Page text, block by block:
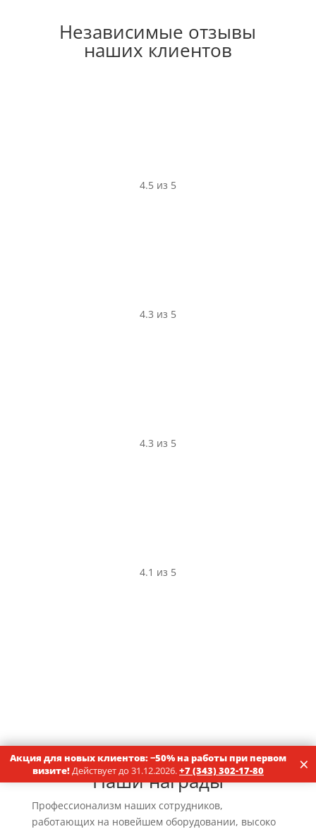
Независимые отзывы
наших клиентов
4.5 из 5
4.3 из 5
4.3 из 5
4.1 из 5
Наши награды
Профессионализм наших сотрудников,
работающих на новейшем оборудовании, высоко
Акция для новых клиентов: −50% на работы при первом
визите!Действует до 31.12.2026.+7 (343) 302-17-80 ×